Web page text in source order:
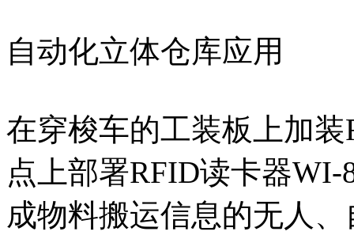
自动化立体仓库应用
在穿梭车的工装板上加
点上部署RFID读卡器
成物料搬运信息的无人